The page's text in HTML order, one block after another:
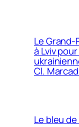
Le Grand-
à Lviv
Cl.
Le bleu